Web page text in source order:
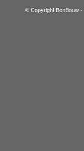
© Copyright BonBouw -